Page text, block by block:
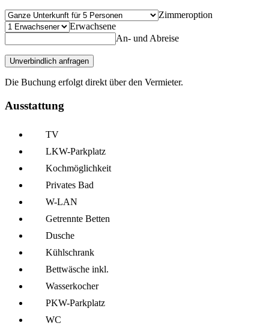
Zimmeroption
Erwachsene
An- und Abreise
Unverbindlich anfragen
Die Buchung erfolgt direkt über den Vermieter.
Ausstattung
TV
LKW-Parkplatz
Kochmöglich­keit
Privates Bad
W-LAN
Getrennte Betten
Dusche
Kühl­schrank
Bettwäsche inkl.
Wasserkocher
PKW-Parkplatz
WC